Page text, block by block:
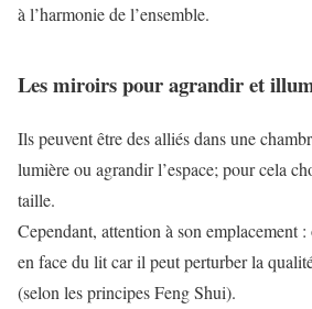
à l’harmonie de l’ensemble.
Les miroirs pour agrandir et
Ils peuvent être des alliés dans une
lumière ou agrandir l’espace; pour cela
taille.
Cependant, attention à son emplacement
en face du lit car il peut perturber la
(selon les principes Feng Shui).